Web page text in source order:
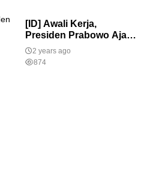
[ID] Awali Kerja,
Presiden Prabowo Ajak
Jajaran Kabinet Merah
Putih Memaknai
2 years ago
874